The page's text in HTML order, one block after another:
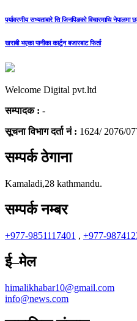
पर्यावरणीय सभ्यताबारे सि जिनपिङको विचारमाथि
खराबी भएका पानीका कार्टुन बजारबाट फिर्ता
Welcome Digital pvt.ltd
सम्पादक : -
सूचना विभाग दर्ता नं : 1624/ 2076/
सम्पर्क ठेगाना
Kamaladi,28 kathmandu.
सम्पर्क नम्बर
+977-9851117401 , +977-
ई–मेल
himalikhabar10@gmail.com
info@news.com